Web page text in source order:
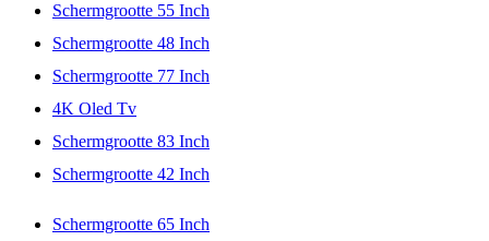
Schermgrootte 55 Inch
Schermgrootte 48 Inch
Schermgrootte 77 Inch
4K Oled Tv
Schermgrootte 83 Inch
Schermgrootte 42 Inch
Schermgrootte 65 Inch